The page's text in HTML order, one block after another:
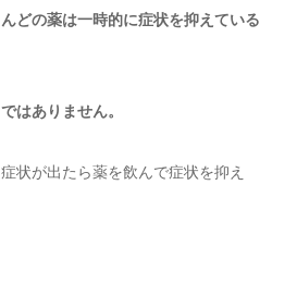
どの薬は一時的に症状を抑えている
はありません。
状が出たら薬を飲んで症状を抑え